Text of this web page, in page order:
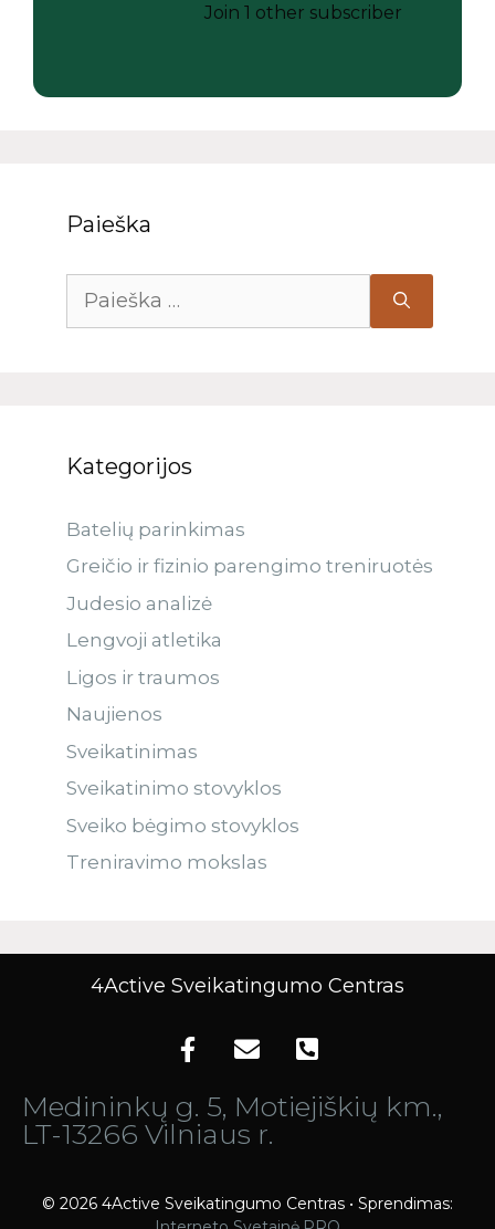
Join 1 other subscriber
Paieška
Kategorijos
Batelių parinkimas
Greičio ir fizinio parengimo treniruotės
Judesio analizė
Lengvoji atletika
Ligos ir traumos
Naujienos
Sveikatinimas
Sveikatinimo stovyklos
Sveiko bėgimo stovyklos
Treniravimo mokslas
4Active Sveikatingumo Centras
Medininkų g. 5, Motiejiškių km.,
LT-13266 Vilniaus r.
© 2026 4Active Sveikatingumo Centras • Sprendimas: